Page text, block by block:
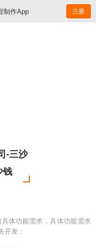
制作App 注册
-三沙
钱
体功能需求，具体功能需求
开发；